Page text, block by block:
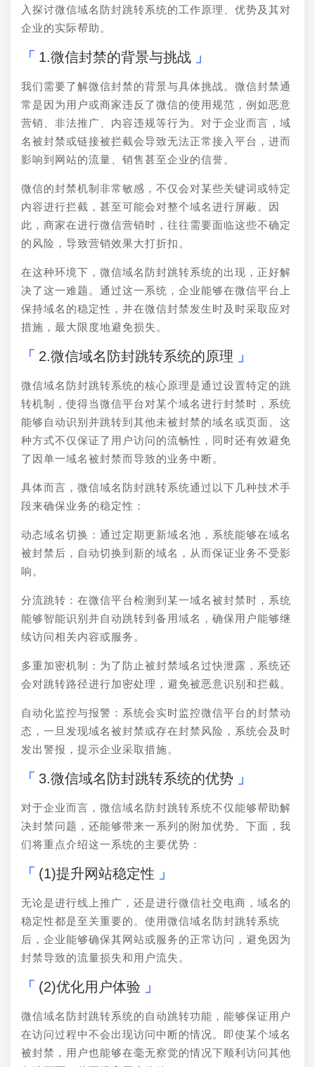
入探讨微信域名防封跳转系统的工作原理、优势及其对
企业的实际帮助。
1.微信封禁的背景与挑战
我们需要了解微信封禁的背景与具体挑战。微信封禁通
常是因为用户或商家违反了微信的使用规范，例如恶意
营销、非法推广、内容违规等行为。对于企业而言，域
名被封禁或链接被拦截会导致无法正常接入平台，进而
影响到网站的流量、销售甚至企业的信誉。
微信的封禁机制非常敏感，不仅会对某些关键词或特定
内容进行拦截，甚至可能会对整个域名进行屏蔽。因
此，商家在进行微信营销时，往往需要面临这些不确定
的风险，导致营销效果大打折扣。
在这种环境下，微信域名防封跳转系统的出现，正好解
决了这一难题。通过这一系统，企业能够在微信平台上
保持域名的稳定性，并在微信封禁发生时及时采取应对
措施，最大限度地避免损失。
2.微信域名防封跳转系统的原理
微信域名防封跳转系统的核心原理是通过设置特定的跳
转机制，使得当微信平台对某个域名进行封禁时，系统
能够自动识别并跳转到其他未被封禁的域名或页面。这
种方式不仅保证了用户访问的流畅性，同时还有效避免
了因单一域名被封禁而导致的业务中断。
具体而言，微信域名防封跳转系统通过以下几种技术手
段来确保业务的稳定性：
动态域名切换：通过定期更新域名池，系统能够在域名
被封禁后，自动切换到新的域名，从而保证业务不受影
响。
分流跳转：在微信平台检测到某一域名被封禁时，系统
能够智能识别并自动跳转到备用域名，确保用户能够继
续访问相关内容或服务。
多重加密机制：为了防止被封禁域名过快泄露，系统还
会对跳转路径进行加密处理，避免被恶意识别和拦截。
自动化监控与报警：系统会实时监控微信平台的封禁动
态，一旦发现域名被封禁或存在封禁风险，系统会及时
发出警报，提示企业采取措施。
3.微信域名防封跳转系统的优势
对于企业而言，微信域名防封跳转系统不仅能够帮助解
决封禁问题，还能够带来一系列的附加优势。下面，我
们将重点介绍这一系统的主要优势：
(1)提升网站稳定性
无论是进行线上推广，还是进行微信社交电商，域名的
稳定性都是至关重要的。使用微信域名防封跳转系统
后，企业能够确保其网站或服务的正常访问，避免因为
封禁导致的流量损失和用户流失。
(2)优化用户体验
微信域名防封跳转系统的自动跳转功能，能够保证用户
在访问过程中不会出现访问中断的情况。即使某个域名
被封禁，用户也能够在毫无察觉的情况下顺利访问其他